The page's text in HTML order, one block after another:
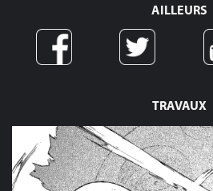
TRAVAUX
AILLEURS